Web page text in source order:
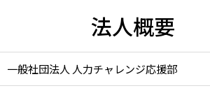
法人概要
一般社団法人 人力チャレンジ応援部